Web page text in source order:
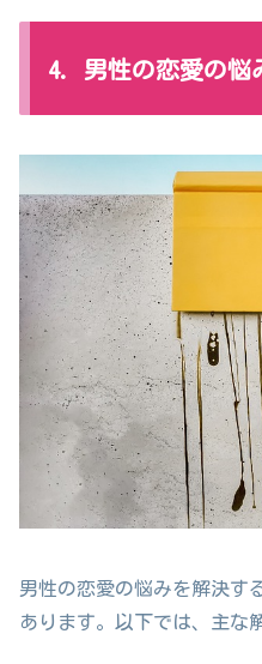
4. 男性の恋愛の悩
男性の恋愛の悩みを解決す
あります。以下では、主な